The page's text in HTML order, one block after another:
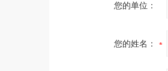
您的单位：
您的姓名：